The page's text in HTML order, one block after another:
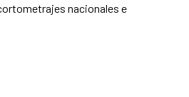
nacionales e